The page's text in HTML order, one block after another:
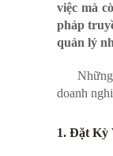
việc mà
pháp
quản lý
Những
doanh
1. Đặt Kỳ